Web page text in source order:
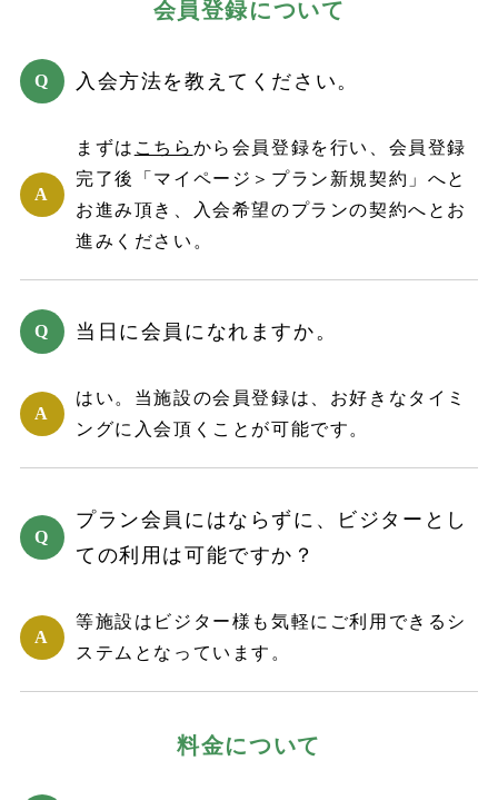
会員登録について
入会方法を教えてください。
まずは こちら から会員登録を行い、会員登録
完了後「マイページ＞プラン新規契約」へと
お進み頂き、入会希望のプランの契約へとお
進みください。
当日に会員になれますか。
はい。当施設の会員登録は、お好きなタイミ
ングに入会頂くことが可能です。
プラン会員にはならずに、ビジターとし
ての利用は可能ですか？
等施設はビジター様も気軽にご利用できるシ
ステムとなっています。
料金について